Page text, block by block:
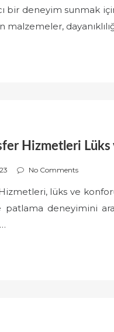
bir deneyim sunmak
malzemeler,
Hizmetleri
No Comments
lüks ve
patlama deneyimini